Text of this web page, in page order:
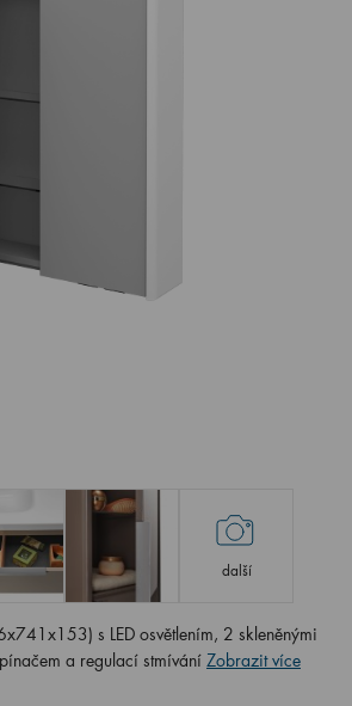
další
s LED osvětlením, 2 skleněnými
a regulací stmívání Zobrazit více